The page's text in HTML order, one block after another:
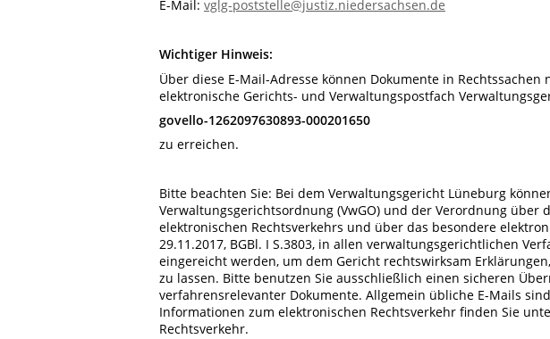
E-Mail: vglg-poststelle@justiz.niedersachsen.de
Wichtiger Hinweis:
Über diese E-Mail-Adresse können Dokumente in
elektronische Gerichts- und Verwaltungspostfach
govello-1262097630893-000201650
zu erreichen.
Bitte beachten Sie: Bei dem Verwaltungsgericht Lüneburg
Verwaltungsgerichtsordnung (VwGO) und der Verordnung über
elektronischen Rechtsverkehrs und über das besondere
29.11.2017, BGBl. I S.3803, in allen verwaltungsgerichtlichen
eingereicht werden, um dem Gericht rechtswirksam
zu lassen. Bitte benutzen Sie ausschließlich einen sicheren
verfahrensrelevanter Dokumente. Allgemein übliche E-Mails
Informationen zum elektronischen Rechtsverkehr finden Sie
Rechtsverkehr.